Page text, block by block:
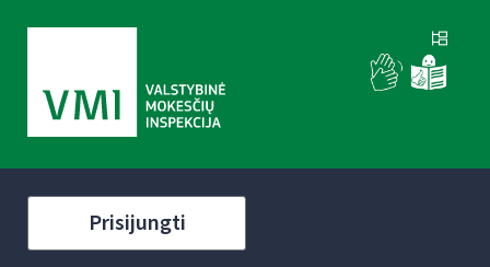
Prisijungti